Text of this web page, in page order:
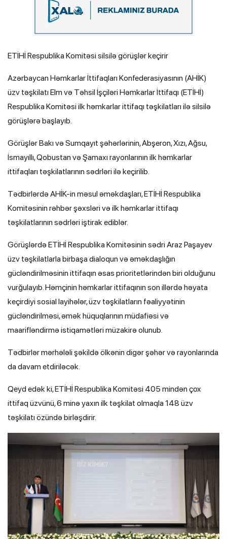
ETİHİ Respublika Komitəsi silsilə görüşlər keçirir
Azərbaycan Həmkarlar İttifaqları Konfederasiyasının (AHİK)
üzv təşkilatı Elm və Təhsil İşçiləri Həmkarlar İttifaqı (ETİHİ)
Respublika Komitəsi ilk həmkarlar ittifaqı təşkilatları ilə silsilə
görüşlərə başlayıb.
Görüşlər Bakı və Sumqayıt şəhərlərinin, Abşeron, Xızı, Ağsu,
İsmayıllı, Qobustan və Şamaxı rayonlarının ilk həmkarlar
ittifaqları təşkilatlarının sədrləri ilə keçirilib.
Tədbirlərdə AHİK-in məsul əməkdaşları, ETİHİ Respublika
Komitəsinin rəhbər şəxsləri və ilk həmkarlar ittifaqı
təşkilatlarının sədrləri iştirak ediblər.
Görüşlərdə ETİHİ Respublika Komitəsinin sədri Araz Paşayev
üzv təşkilatlarla birbaşa dialoqun və əməkdaşlığın
gücləndirilməsinin ittifaqın əsas prioritetlərindən biri olduğunu
vurğulayıb. Həmçinin həmkarlar ittifaqının son illərdə həyata
keçirdiyi sosial layihələr, üzv təşkilatların fəaliyyətinin
gücləndirilməsi, əmək hüquqlarının müdafiəsi və
maarifləndirmə istiqamətləri müzakirə olunub.
Tədbirlər mərhələli şəkildə ölkənin digər şəhər və rayonlarında
da davam etdiriləcək.
Qeyd edək ki, ETİHİ Respublika Komitəsi 405 mindən çox
ittifaq üzvünü, 6 minə yaxın ilk təşkilat olmaqla 148 üzv
təşkilatı özündə birləşdirir.